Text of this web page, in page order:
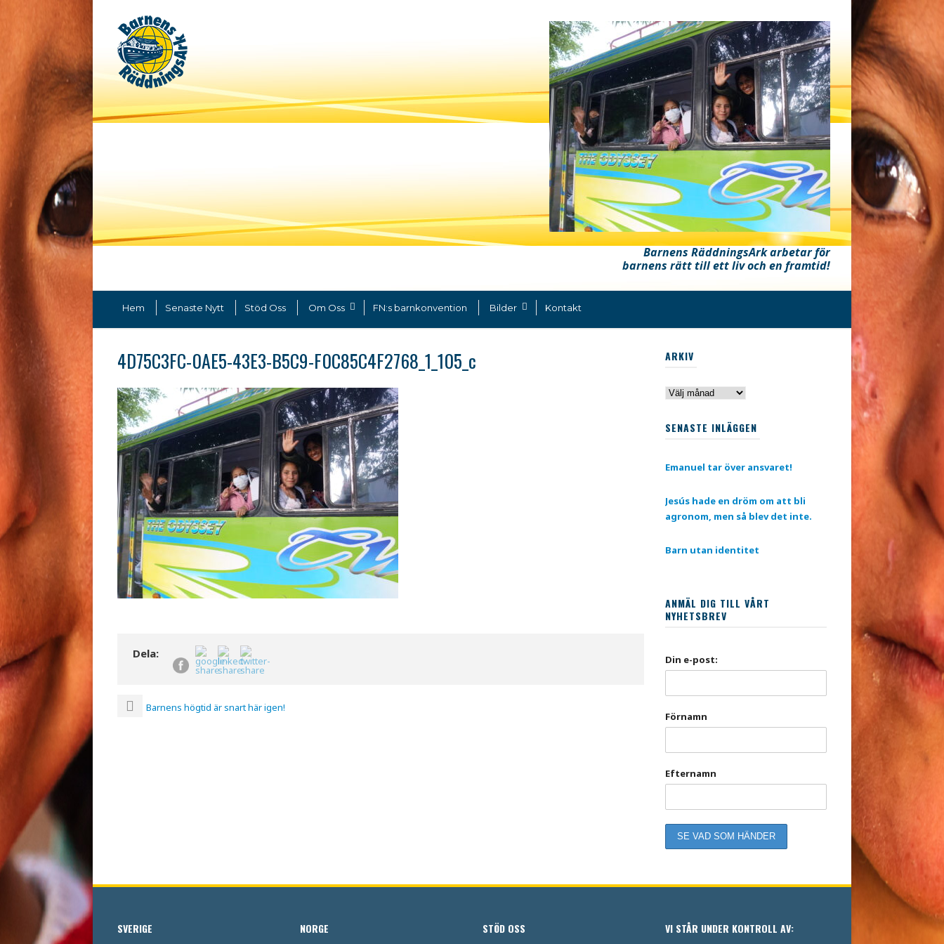
Barnens RäddningsArk arbetar för
barnens rätt till ett liv och en framtid!
Hem Senaste Nytt Stöd Oss Om Oss FN:s barnkonvention Bilder Kontakt
4D75C3FC-0AE5-43E3-B5C9-F0C85C4F2768_1_105_c
Dela:
Barnens högtid är snart här igen!
ARKIV
Arkiv
SENASTE INLÄGGEN
Emanuel tar över ansvaret!
Jesús hade en dröm om att bli
agronom, men så blev det inte.
Barn utan identitet
ANMÄL DIG TILL VÅRT
NYHETSBREV
Din e-post:
Förnamn
Efternamn
SVERIGE NORGE STÖD OSS VI STÅR UNDER KONTROLL AV: